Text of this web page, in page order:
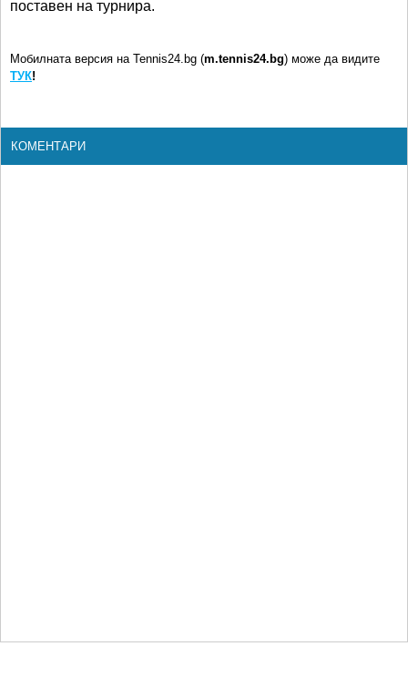
поставен на турнира.
Мобилната версия на Tennis24.bg (m.tennis24.bg) може да видите
ТУК!
КОМЕНТАРИ